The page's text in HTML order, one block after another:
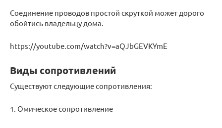
Соединение проводов простой скруткой может дорого
обойтись владельцу дома.
https://youtube.com/watch?v=aQJbGEVKYmE
Виды сопротивлений
Существуют следующие сопротивления:
1. Омическое сопротивление